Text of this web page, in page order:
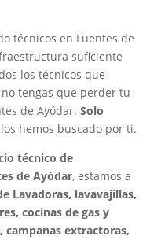
técnicos en Fuentes de
suficiente
los técnicos que
tengas que perder tu
de Ayódar. Solo
hemos buscado por ti.
técnico de
de Ayódar, estamos a
Lavadoras, lavavajillas,
cocinas de gas y
campanas extractoras,